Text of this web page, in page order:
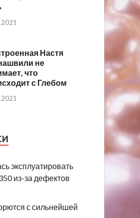
Настя
не
что
с Глебом
эксплуатировать
из-за дефектов
с сильнейшей